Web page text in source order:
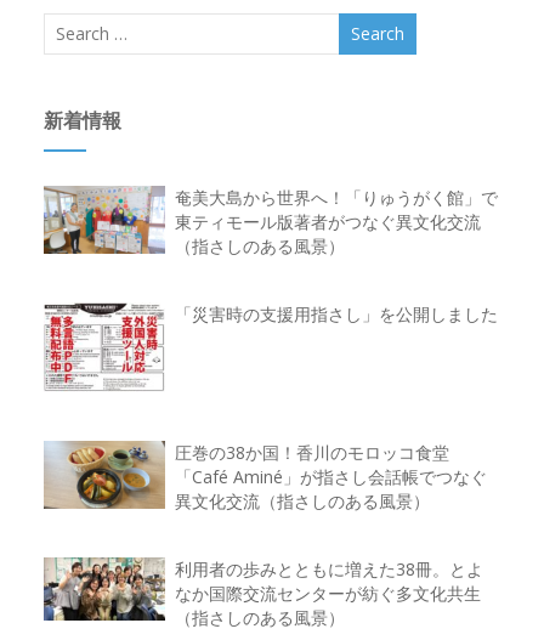
新着情報
奄美大島から世界へ！「りゅうがく館」で
東ティモール版著者がつなぐ異文化交流
（指さしのある風景）
「災害時の支援用指さし」を公開しました
圧巻の38か国！香川のモロッコ食堂
「Café Aminé」が指さし会話帳でつなぐ
異文化交流（指さしのある風景）
利用者の歩みとともに増えた38冊。とよ
なか国際交流センターが紡ぐ多文化共生
（指さしのある風景）